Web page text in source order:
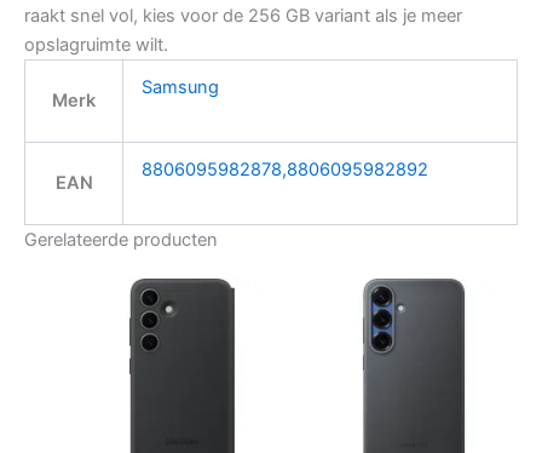
raakt snel vol, kies voor de 256 GB variant als je meer
opslagruimte wilt.
Merk
Samsung
EAN
8806095982878,8806095982892
Gerelateerde producten